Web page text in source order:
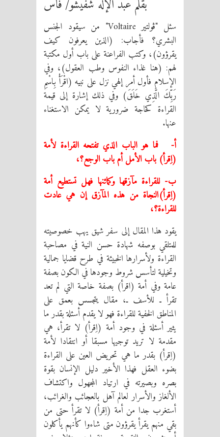
بقلم عبد الإله شفيشو/ فاس
سئل "ڤولتير Voltaire" من سيقود الجنس
البشري؟ فأجاب: (الذين يعرفون كيف
يقرؤون)، وكتب الفراعنة على باب أول مكتبة
لهم: (هنا غذاء النفوس وطب العقول)، وفي
الإسلام فأول أمر إلهي نزل على نبيه (اقْرَأْ بِاسْمِ
رَبِّكَ الَّذِي خَلَقَ) وفي ذلك إشارة إلى قيمة
القراءة كحاجة ضرورية لا يمكن الاستغناء
عنها.
أ- فما هو الباب الذي تفتحه القراءة لأمة
(اِقرأ) باب الأمل أم باب الوجع؟،
ب- للقراءة مآزقها وكمائنها فهل تستطيع أمة
(اِقرأ)النجاة من هذه المآزق إن هي عادت
للقراءة؟،
يقود هذا المقال إلى سفر شيق يهب خصوصيته
للمتلقي بوصفه شهادة حسن النية في مصاحبة
القراءة ولأسرارها الخبيئة في طرح قضايا جمالية
وتخيلية لتأسس شروط وجودها في الكون بصفة
عامة وفي أمة (اقرأ) بصفة خاصة التي لم تعد
تقرأ ـ للأسف ـ، مقال يتجسس بعمق على
المناطق الخفية للقراءة فهو لا يقدم أسئلة بقدر ما
يثير أسئلة في وجود أمة (اِقرأ) لا تقرأ، هي
مقدمة لا تريد توجيها مسبقا أو انتقادا لأمة
(اِقرأ) بقدر ما هي تحريض العين على القراءة
بضوء العقل فهذا الأخير دليل الإنسان بقوة
بصره وبصيرته في ارتياد المجهول واكتشاف
الألغاز والأسرار لعالم آهل بالعجائب والغرائب،
أستغرب جدا من أمة (اِقرأ) لا تقرأ حتى من
بقي منهم يقرأ يقرؤون متى شاءوا كأنهم يأكلون